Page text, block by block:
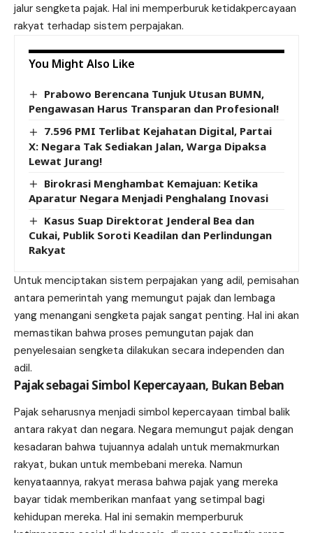
jalur sengketa pajak. Hal ini memperburuk ketidakpercayaan
rakyat terhadap sistem perpajakan.
You Might Also Like
Prabowo Berencana Tunjuk Utusan BUMN,
Pengawasan Harus Transparan dan Profesional!
7.596 PMI Terlibat Kejahatan Digital, Partai
X: Negara Tak Sediakan Jalan, Warga Dipaksa
Lewat Jurang!
Birokrasi Menghambat Kemajuan: Ketika
Aparatur Negara Menjadi Penghalang Inovasi
Kasus Suap Direktorat Jenderal Bea dan
Cukai, Publik Soroti Keadilan dan Perlindungan
Rakyat
Untuk menciptakan sistem perpajakan yang adil, pemisahan
antara pemerintah yang memungut pajak dan lembaga
yang menangani sengketa pajak sangat penting. Hal ini akan
memastikan bahwa proses pemungutan pajak dan
penyelesaian sengketa dilakukan secara independen dan
adil.
Pajak sebagai Simbol Kepercayaan, Bukan Beban
Pajak seharusnya menjadi simbol kepercayaan timbal balik
antara rakyat dan negara. Negara memungut pajak dengan
kesadaran bahwa tujuannya adalah untuk memakmurkan
rakyat, bukan untuk membebani mereka. Namun
kenyataannya, rakyat merasa bahwa pajak yang mereka
bayar tidak memberikan manfaat yang setimpal bagi
kehidupan mereka. Hal ini semakin memperburuk